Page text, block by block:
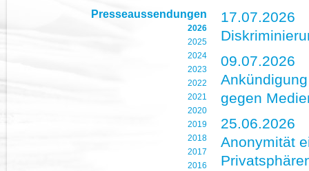
Presseaussendungen
2026
2025
2024
2023
2022
2021
2020
2019
2018
2017
2016
17.07.2026
09.07.2026
gegen
25.06.2026
Anonymität